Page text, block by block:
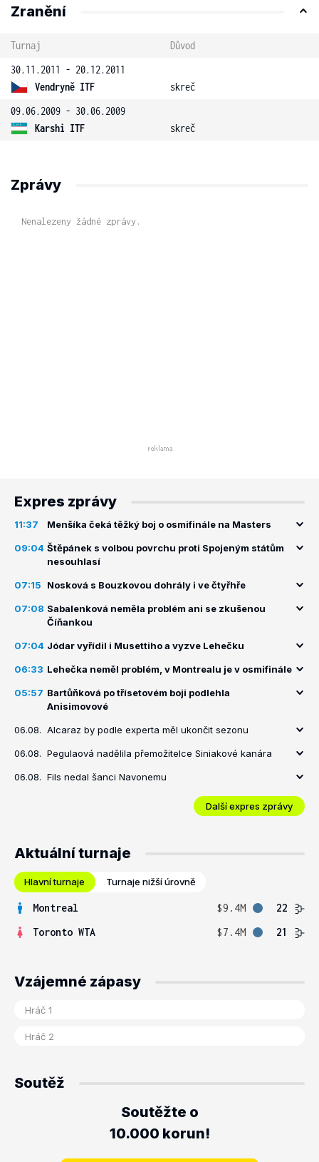
Zranění
Turnaj
Důvod
30.11.2011 - 20.12.2011
Vendryně ITF
skreč
09.06.2009 - 30.06.2009
Karshi ITF
skreč
Zprávy
Nenalezeny žádné zprávy.
Expres zprávy
11:37 Menšíka čeká těžký boj o osmifinále na Masters
09:04 Štěpánek s volbou povrchu proti Spojeným státům
nesouhlasí
07:15 Nosková s Bouzkovou dohrály i ve čtyřhře
07:08 Sabalenková neměla problém ani se zkušenou
Číňankou
07:04 Jódar vyřídil i Musettiho a vyzve Lehečku
06:33 Lehečka neměl problém, v Montrealu je v osmifinále
05:57 Bartůňková po třísetovém boji podlehla
Anisimovové
06.08. Alcaraz by podle experta měl ukončit sezonu
06.08. Pegulaová nadělila přemožitelce Siniakové kanára
06.08. Fils nedal šanci Navonemu
Další expres zprávy
Aktuální turnaje
Hlavní turnaje Turnaje nižší úrovně
Montreal $9.4M
22
Toronto WTA
$7.4M 21
Vzájemné zápasy
Soutěž
Soutěžte o
10.000 korun!